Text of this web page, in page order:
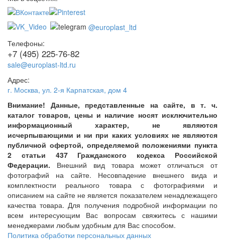
@europlast_ltd
Телефоны:
+7 (495) 225-76-82
sale@europlast-ltd.ru
Адрес:
г. Москва, ул. 2-я Карпатская, дом 4
Внимание! Данные, представленные на сайте, в т. ч.
каталог товаров, цены и наличие носят исключительно
информационный характер, не являются
исчерпывающими и ни при каких условиях не являются
публичной офертой, определяемой положениями пункта
2 статьи 437 Гражданского кодекса Российской
Федерации. Внешний вид товара может отличаться от
фотографий на сайте. Несовпадение внешнего вида и
комплектности реального товара с фотографиями и
описанием на сайте не является показателем ненадлежащего
качества товара. Для получения подробной информации по
всем интересующим Вас вопросам свяжитесь с нашими
менеджерами любым удобным для Вас способом.
Политика обработки персональных данных